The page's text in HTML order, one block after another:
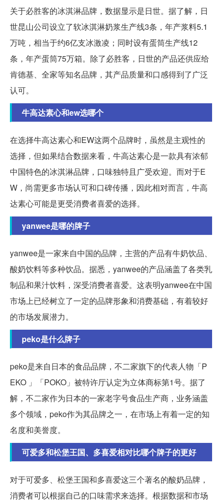
关于必胜客的冰淇淋品牌，数据显示是日世。据了解，日
世昆山公司设立了软冰淇淋奶浆生产线3条，年产浆料5.1
万吨，相当于约6亿支冰激凌；同时设有蛋筒生产线12
条，年产蛋筒75万箱。除了必胜客，日世的产品还供应给
肯德基、全家等知名品牌，其产品质量和口感得到了广泛
认可。
牛高达素心和ew选哪个
在选择牛高达素心和EW这两个品牌时，虽然是主观性的
选择，但如果结合数据来看，牛高达素心是一款具有浓郁
中国特色的冰淇淋品牌，口味独特且广受欢迎。而对于E
W，尚需更多市场认可和口碑传播，因此相对而言，牛高
达素心可能是更受消费者喜爱的选择。
yanwee是哪的牌子
yanwee是一家来自中国的品牌，主营的产品有牛奶饮品、
酸奶饮料等多种饮品。据悉，yanwee的产品涵盖了各类乳
制品和果汁饮料，深受消费者喜爱。这表明yanwee在中国
市场上已经树立了一定的品牌形象和消费基础，有着较好
的市场发展潜力。
peko是什么牌子
peko是来自日本的食品品牌，不二家旗下的代表人物「P
EKO 」「POKO」被特许厅认定为立体商标第1号。据了
解，不二家作为日本的一家老字号食品生产商，业务涵盖
多个领域，peko作为其品牌之一，在市场上有着一定的知
名度和美誉度。
可爱多和松堡王国、多喜爱相对比哪个牌子的更好
对于可爱多、松堡王国和多喜爱这三个著名的酸奶品牌，
消费者可以根据自己的口味需求来选择。根据数据和市场